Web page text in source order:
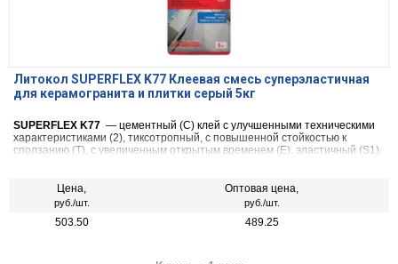
Литокол SUPERFLEX K77 Клеевая смесь суперэластичная
для керамогранита и плитки серый 5кг
SUPERFLEX K77 — цементный (С) клей с улучшенными техническими
характеристиками (2), тиксотропный, с повышенной стойкостью к
сползанию (Т), с увеличенным открытым временем (Е), эластичный (S1),
Цена,
руб./шт.
Оптовая цена,
руб./шт.
503.50 489.25